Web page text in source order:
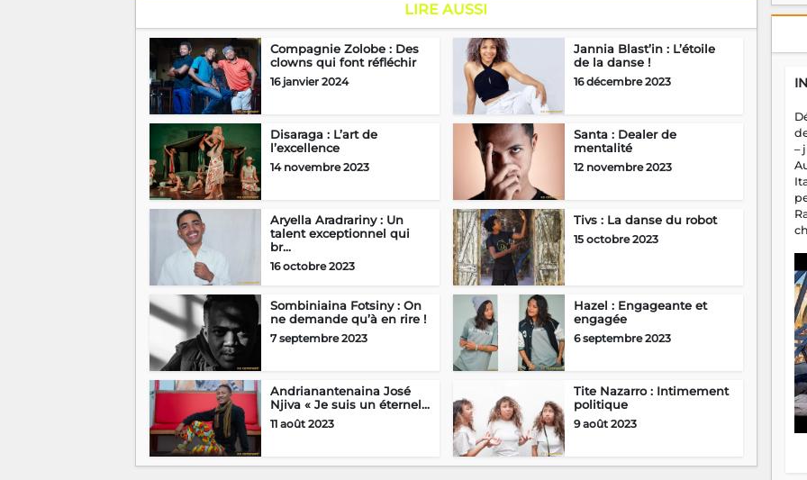
LIRE AUSSI
Compagnie Zolobe : Des
clowns qui font réfléchir
16 janvier 2024
Jannia Blast’in : L’étoile
de la danse !
16 décembre 2023
Disaraga : L’art de
l’excellence
14 novembre 2023
Santa : Dealer de
mentalité
12 novembre 2023
Aryella Aradrariny : Un
talent exceptionnel qui
br...
16 octobre 2023
Tivs : La danse du robot
15 octobre 2023
Sombiniaina Fotsiny : On
ne demande qu’à en rire !
7 septembre 2023
Hazel : Engageante et
engagée
6 septembre 2023
Andrianantenaina José
Njiva « Je suis un éternel...
11 août 2023
Tite Nazarro : Intimement
politique
9 août 2023
–